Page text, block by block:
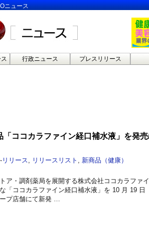
ニュース
行政ニュース プレスリリース
「ココカラファイン経口補水液」を発
- リリース リリースリスト
新商品（健康）
ア・調剤薬局を展開する株式会社ココカラファ
「ココカラファイン経口補水液」を 10 月 19 日
プ店舗にて新発 …